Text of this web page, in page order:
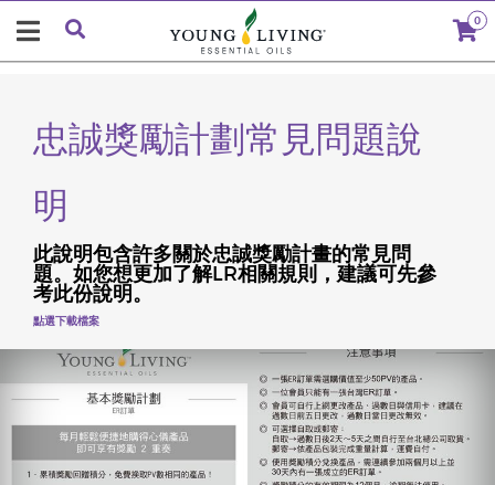
0
忠誠獎勵計劃常見問題說
明
此說明包含許多關於忠誠獎勵計畫的常見問
題。如您想更加了解LR相關規則，建議可先參
考此份說明。
點選下載檔案